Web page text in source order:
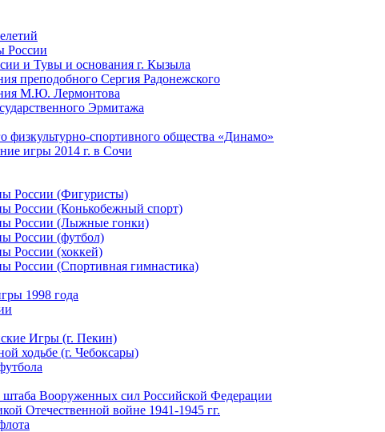
России
и Тувы и основания г. Кызыла
преподобного Сергия Радонежского
М.Ю. Лермонтова
Эрмитажа
физкультурно-спортивного общества «Динамо»
игры 2014 г. в Сочи
России (Фигуристы)
России (Конькобежный спорт)
России (Лыжные гонки)
России (футбол)
России (хоккей)
России (Спортивная гимнастика)
1998 года
Игры (г. Пекин)
ходьбе (г. Чебоксары)
штаба Вооруженных сил Российской Федерации
Отечественной войне 1941-1945 гг.